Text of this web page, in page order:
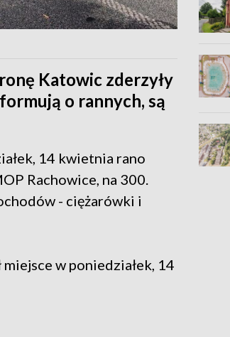
Katowic zderzyły
o rannych, są
14 kwietnia rano
Rachowice, na 300.
- ciężarówki i
w poniedziałek, 14